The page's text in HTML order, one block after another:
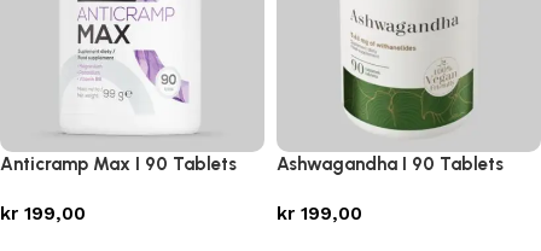
Anticramp Max I 90 Tablets
kr 199,00
Ashwagandha I 90 Tablets
kr 199,00